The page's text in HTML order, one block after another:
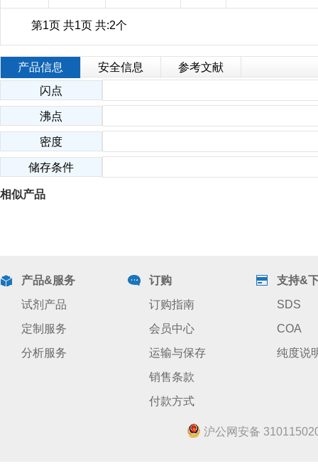
第1页 共1页 共:2个
产品信息 安全信息
参考文献
闪点
沸点
密度
储存条件
相似产品
产品&服务
试剂产品
定制服务
分析服务
订购
订购指南
会员中心
运输与保存
销售条款
付款方式
支持&
SDS
COA
纯度说
沪公网安备